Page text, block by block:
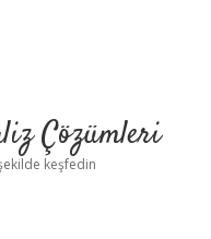
Çözümleri
keşfedin